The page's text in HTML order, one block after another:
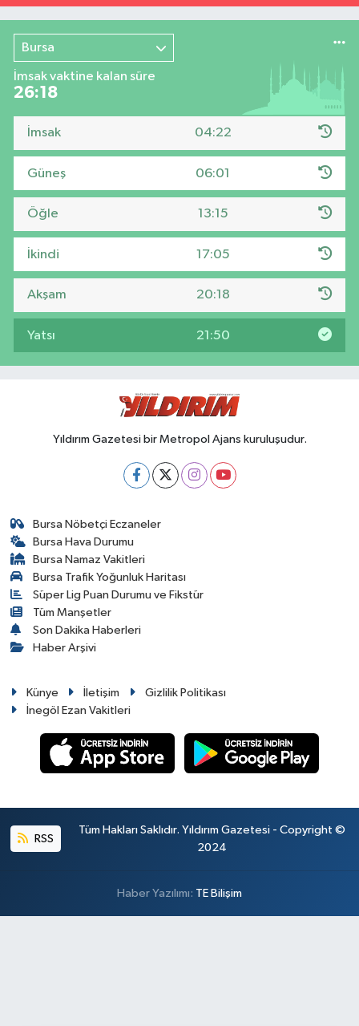
Bursa
İmsak vaktine kalan süre
26:17
İmsak 04:22
Güneş 06:01
Öğle 13:15
İkindi 17:05
Akşam 20:18
Yatsı 21:50
Yıldırım Gazetesi bir Metropol Ajans kuruluşudur.
Bursa Nöbetçi Eczaneler
Bursa Hava Durumu
Bursa Namaz Vakitleri
Bursa Trafik Yoğunluk Haritası
Süper Lig Puan Durumu ve Fikstür
Tüm Manşetler
Son Dakika Haberleri
Haber Arşivi
Künye İletişim
Gizlilik Politikası
İnegöl Ezan Vakitleri
RSS
Tüm Hakları Saklıdır. Yıldırım Gazetesi - Copyright ©
2024
Haber Yazılımı: TE Bilişim